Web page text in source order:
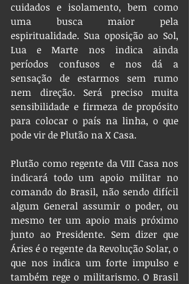
cuidados e isolamento, bem como
uma busca maior pela
espiritualidade. Sua oposição ao Sol,
Lua e Marte nos indica ainda
períodos confusos e nos dá a
sensação de estarmos sem rumo
nem direção. Será preciso muita
sensibilidade e firmeza de propósito
para colocar o país na linha, o que
pode vir de Plutão na X Casa.
Plutão como regente da VIII Casa nos
indicará todo um apoio militar no
comando do Brasil, não sendo difícil
algum General assumir o poder, ou
mesmo ter um apoio mais próximo
junto ao Presidente. Sem dizer que
Áries é o regente da Revolução Solar, o
que nos indica um forte impulso e
também rege o militarismo. O Brasil